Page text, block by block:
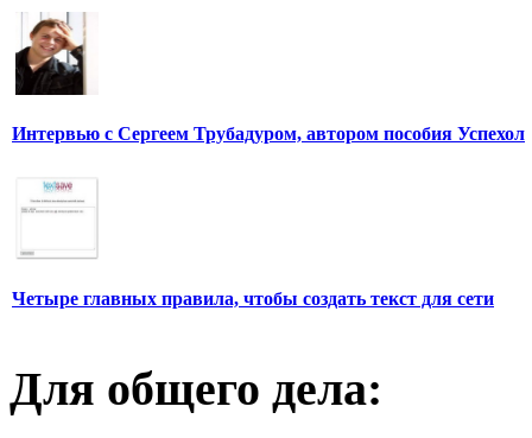
Интервью с Сергеем Трубадуром, автором пособия Успехол
Четыре главных правила, чтобы создать текст для сети
Для общего дела: